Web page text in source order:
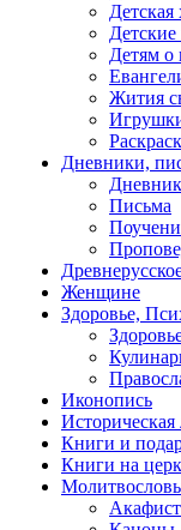
Детская
Детям о
Жития
Дневники,
Письма
Женщине
Здоровье,
Иконопись
Историческая
Книги и
Книги на